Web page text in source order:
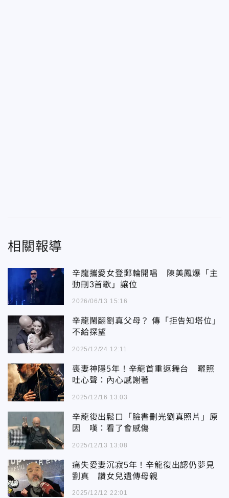
相關報導
辛龍攜愛女登郵輪開唱 陳美鳳爆「主
動刪3首歌」讓位
2026/06/13 15:16
辛龍鬧翻劉真父母？ 傳「拒告知塔位」
不給探望
2025/12/24 12:11
喪妻神隱5年！辛龍首重返舞台 曬照
吐心聲：內心感謝著
2025/12/16 13:03
辛龍復出鬆口「臉書刪光劉真照片」原
因 嘆：看了會感傷
2025/12/13 13:08
痛失愛妻沉寂5年！辛龍復出認仍夢見
劉真 讚女兒遺傳母親
2025/12/12 22:01